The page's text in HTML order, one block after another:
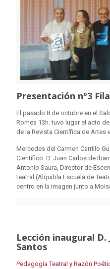
Presentación nº3
El pasado 8 de octubre en el
Romea 13h. tuvo lugar el acto
de la Revista Científica de Artes
Mercedes del Carmen Carrillo
Científico. D. Juan Carlos de
Antonio Saura, Director de
teatral (Alquibla Escuela de
centro en la imagen junto a
Lección inaugural D.
Santos
Pedagogía Teatral y Razón